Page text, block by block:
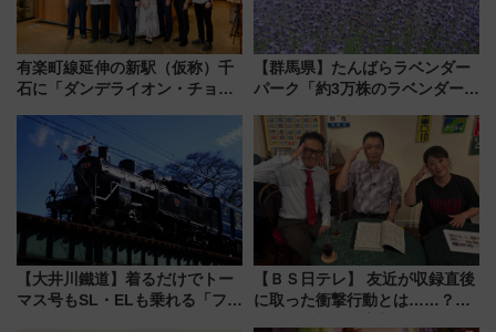
有楽町線延伸の新駅（仮称）千
石に「ダンデライオン・チョコ
1億円出資で挑む新時代のまちづ
くりとは？
【群馬県】たんばらラベンダー
パーク「約3万株のラベンダー」
で都心から約1時間半で夏の絶景
を！
【大井川鐵道】着るだけでトー
マス号もSL・ELも乗れる「フリ
【ＢＳ日テレ】 友近が収録直後
に取った衝撃行動とは……？